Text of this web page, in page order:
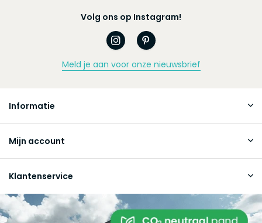
Volg ons op Instagram!
Meld je aan voor onze nieuwsbrief
Informatie
Mijn account
Klantenservice